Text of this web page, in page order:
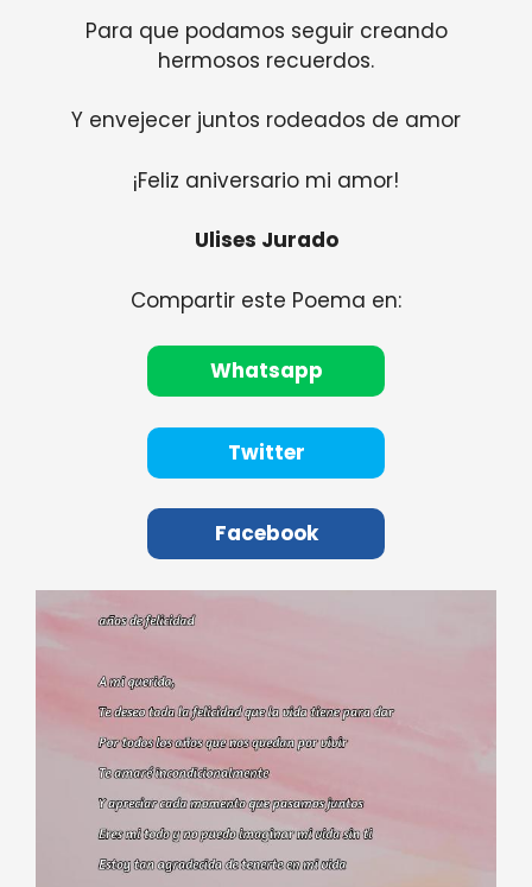
Para que podamos seguir creando
hermosos recuerdos.
Y envejecer juntos rodeados de amor
¡Feliz aniversario mi amor!
Ulises Jurado
Compartir este Poema en:
Whatsapp
Twitter
Facebook